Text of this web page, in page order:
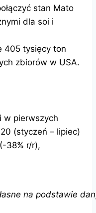
stan Mato
dla soi i
405 tysięcy ton
zbiorów w USA.
w pierwszych
(styczeń – lipiec)
38% r/r),
na podstawie